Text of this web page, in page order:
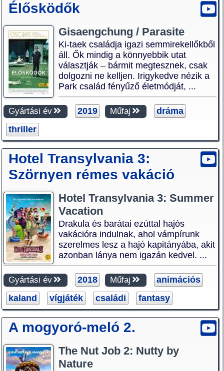
Élősködők
Gisaengchung / Parasite
Ki-taek családja igazi semmirekellőkből
áll. Ők mindig a könnyebbik utat
választják – bármit megtesznek, csak
dolgozni ne kelljen. Irigykedve nézik a
Park család fényűző életmódját, ...
Gyártási év 2019 Műfaj
dráma
thriller
Hotel Transylvania 3:
Szörnyen rémes vakáció
Hotel Transylvania 3: Summer
Vacation
Drakula és barátai ezúttal hajós
vakációra indulnak, ahol vámpírunk
szerelmes lesz a hajó kapitányába, akit
azonban lánya nem igazán kedvel. ...
Gyártási év 2018 Műfaj
animációs
kaland
vígjáték családi fantasy
A mogyoró-meló 2.
The Nut Job 2: Nutty by
Nature